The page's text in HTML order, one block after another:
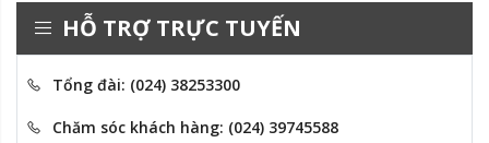
HỖ TRỢ TRỰC TUYẾN
Tổng đài: (024) 38253300
Chăm sóc khách hàng: (024) 39745588